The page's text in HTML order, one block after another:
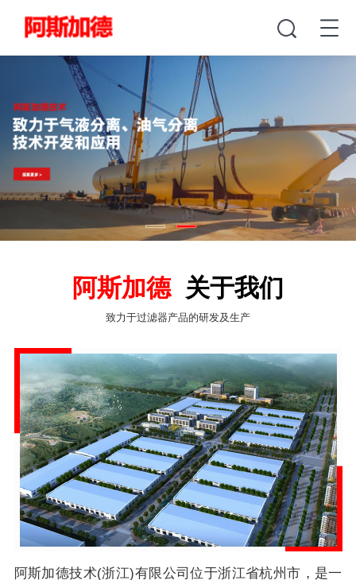
阿斯加德 关于我们
致力于过滤器产品的研发及生产
阿斯加德技术(浙江)有限公司位于浙江省杭州市，是一